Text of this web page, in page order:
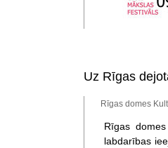
Uz Rīgas
Rīgas domes
Rīgas
labdarības